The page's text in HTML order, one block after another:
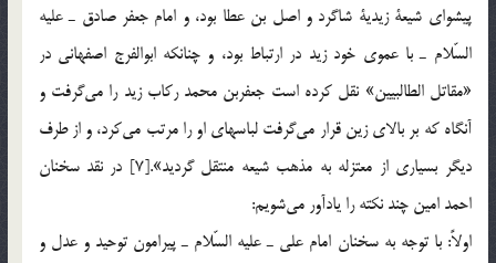
پيشواي شيعة زيدية شاگرد و اصل بن عطا بود، و امام جعفر صادق ـ عليه
السّلام ـ با عموي خود زيد در ارتباط بود، و چنانكه ابوالفرج اصفهاني در
«مقاتل الطالبيين» نقل كرده است جعفربن محمد ركاب زيد را مي‌گرفت و
آنگاه كه بر بالاي زين قرار مي‌گرفت لباسهاي او را مرتب مي‌كرد، و از طرف
ديگر بسياري از معتزله به مذهب شيعه منتقل گرديد».[7] در نقد سخنان
احمد امين چند نكته را يادآور مي‌شويم:
اولاً: با توجه به سخنان امام علي ـ عليه السّلام ـ پيرامون توحيد و عدل و